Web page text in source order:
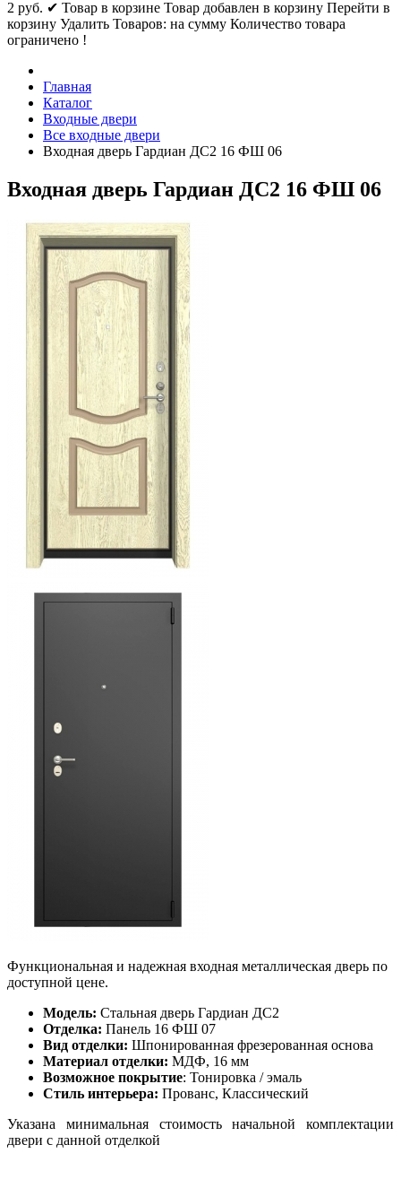
2 руб. ✔ Товар в корзине Товар добавлен в корзину Перейти в
корзину Удалить Товаров: на сумму Количество товара
ограничено !
Главная
Каталог
Входные двери
Все входные двери
Входная дверь Гардиан ДС2 16 ФШ 06
Входная дверь Гардиан ДС2 16 ФШ 06
Функциональная и надежная входная металлическая дверь по
доступной цене.
Модель: Стальная дверь Гардиан ДС2
Отделка: Панель 16 ФШ 07
Вид отделки: Шпонированная фрезерованная основа
Материал отделки: МДФ, 16 мм
Возможное покрытие: Тонировка / эмаль
Стиль интерьера: Прованс, Классический
Указана минимальная стоимость начальной комплектации
двери с данной отделкой